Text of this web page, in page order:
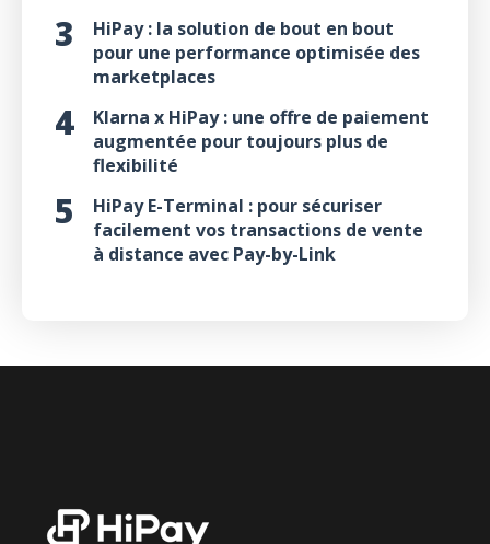
HiPay : la solution de bout en bout
pour une performance optimisée des
marketplaces
Klarna x HiPay : une offre de paiement
augmentée pour toujours plus de
flexibilité
HiPay E-Terminal : pour sécuriser
facilement vos transactions de vente
à distance avec Pay-by-Link